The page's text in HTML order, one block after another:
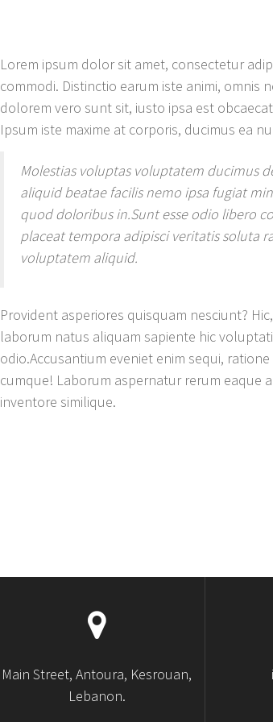
Lorem ipsum dolor sit amet, consectetur
commodi. Distinctio earum iste animi,
dolorem vero sunt sit, iusto ipsa est
Ipsum iste maxime at corporis, ducimus ea
Molestias voluptas voluptatem ducimus
aliquid beatae facilis nemo ipsa fugiat
quod doloribus in.Sunt esse odio libero
placeat tempora adipisci veritatis soluta
voluptatem aliquid.
Provident asperiores quisquam nesciunt?
laborum natus aliquam sapiente hic
odio.Accusantium eveniet enim sequi,
cumque! Laborum aspernatur rerum eaque
inventore similique.
Main Street, Antoura, Kesrouan,
Lebanon.